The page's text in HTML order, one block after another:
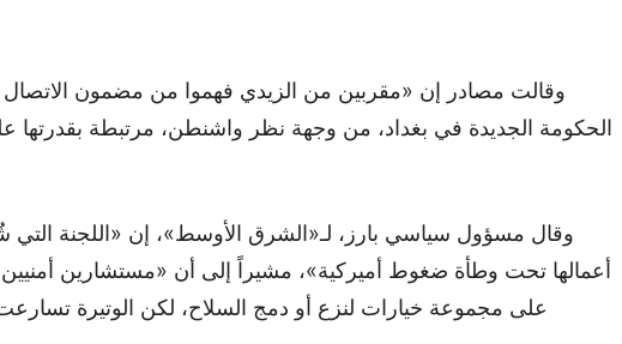
وقالت مصادر إن «مقربين من الزيدي فهموا من مضمون
الحكومة الجديدة في بغداد، من وجهة نظر واشنطن، مرتبطة بقدرتها
وقال مسؤول سياسي بارز، لـ«الشرق الأوسط»، إن «اللجنة
أعمالها تحت وطأة ضغوط أميركية»، مشيراً إلى أن «مستشارين أمنيين
على مجموعة خيارات لنزع أو دمج السلاح، لكن الوتيرة